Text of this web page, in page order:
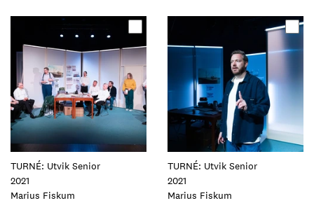
Oppdater
elementet
TURNÉ: Utvik Senior
2021
Foto:
Marius Fiskum
elementet
TURNÉ: Utvik Senior
2021
Foto:
Marius Fiskum